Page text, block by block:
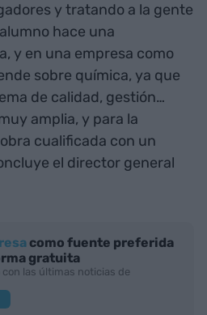
y tratando a la gente
hace una
y en una empresa como
sobre química, ya que
de calidad, gestión…
amplia, y para la
cualificada con un
el director general
como fuente preferida
gratuita
las últimas noticias de